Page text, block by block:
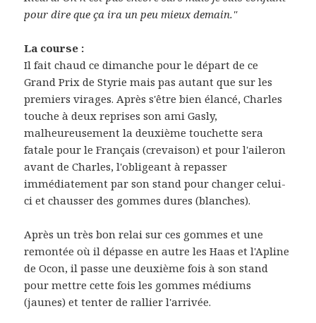
pour dire que ça ira un peu mieux demain."
La course :
Il fait chaud ce dimanche pour le départ de ce
Grand Prix de Styrie mais pas autant que sur les
premiers virages. Après s'être bien élancé, Charles
touche à deux reprises son ami Gasly,
malheureusement la deuxième touchette sera
fatale pour le Français (crevaison) et pour l'aileron
avant de Charles, l'obligeant à repasser
immédiatement par son stand pour changer celui-
ci et chausser des gommes dures (blanches).
Après un très bon relai sur ces gommes et une
remontée où il dépasse en autre les Haas et l'Apline
de Ocon, il passe une deuxième fois à son stand
pour mettre cette fois les gommes médiums
(jaunes) et tenter de rallier l'arrivée.